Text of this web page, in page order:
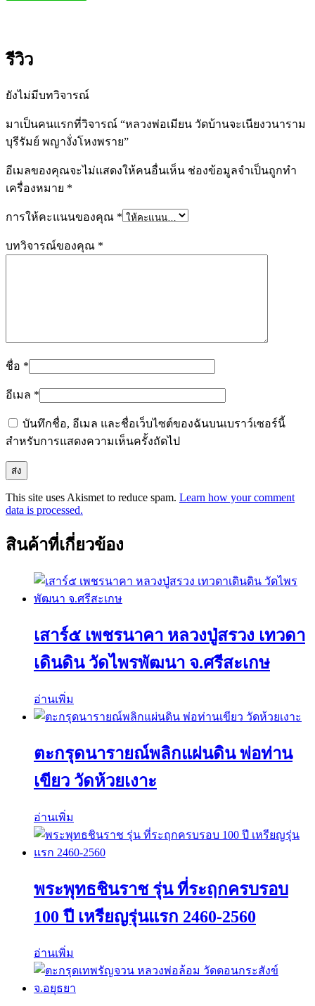
รีวิว
ยังไม่มีบทวิจารณ์
มาเป็นคนแรกที่วิจารณ์ “หลวงพ่อเมียน วัดบ้านจะเนียงวนาราม
บุรีรัมย์ พญางั่งโหงพราย”
อีเมลของคุณจะไม่แสดงให้คนอื่นเห็น ช่องข้อมูลจำเป็นถูกทำ
เครื่องหมาย *
การให้คะแนนของคุณ *
บทวิจารณ์ของคุณ *
ชื่อ *
อีเมล *
บันทึกชื่อ, อีเมล และชื่อเว็บไซต์ของฉันบนเบราว์เซอร์นี้
สำหรับการแสดงความเห็นครั้งถัดไป
This site uses Akismet to reduce spam. Learn how your comment
data is processed.
สินค้าที่เกี่ยวข้อง
เสาร์๕ เพชรนาคา หลวงปู่สรวง เทวดา
เดินดิน วัดไพรพัฒนา จ.ศรีสะเกษ
อ่านเพิ่ม
ตะกรุดนารายณ์พลิกแผ่นดิน พ่อท่าน
เขียว วัดห้วยเงาะ
อ่านเพิ่ม
พระพุทธชินราช รุ่น ที่ระฤกครบรอบ
100 ปี เหรียญรุ่นแรก 2460-2560
อ่านเพิ่ม